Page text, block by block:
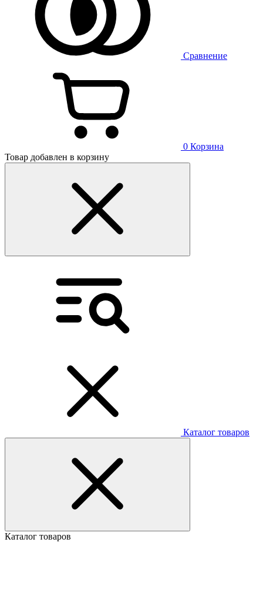
Сравнение
0 Корзина
Товар добавлен в корзину
Каталог товаров
Каталог товаров